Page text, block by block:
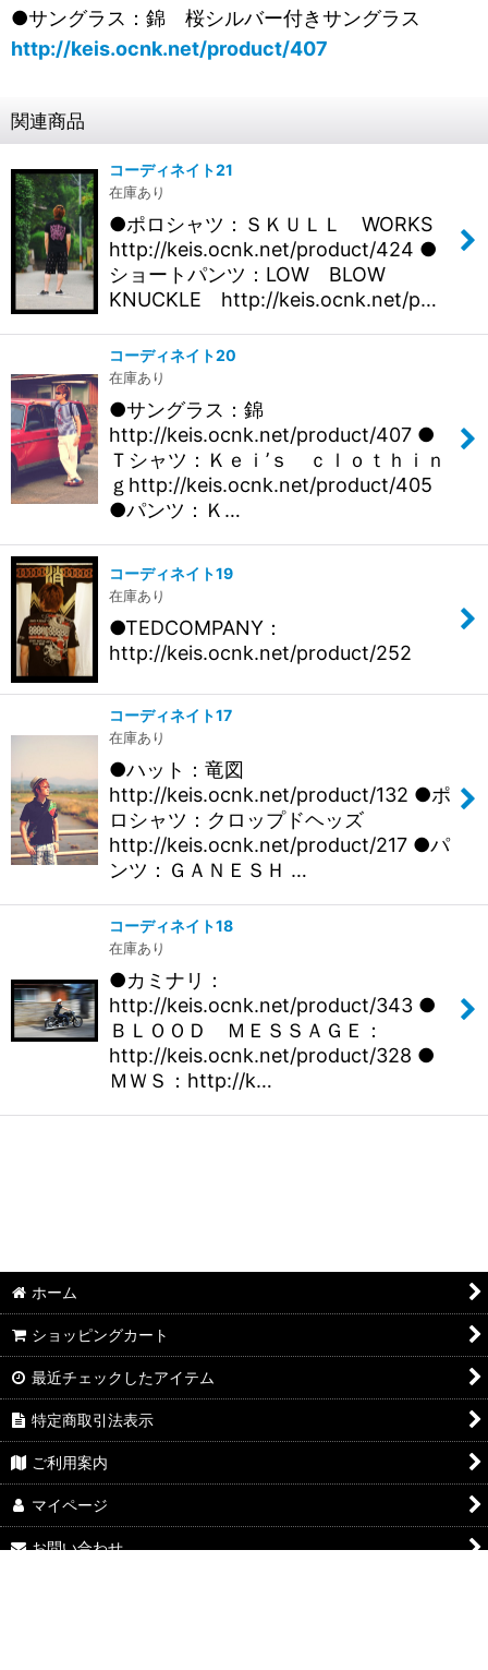
●サングラス：錦 桜シルバー付きサングラス
http://keis.ocnk.net/product/407
関連商品
コーディネイト21
在庫あり
●ポロシャツ：ＳＫＵＬＬ WORKS
http://keis.ocnk.net/product/424 ●
ショートパンツ：LOW BLOW
KNUCKLE http://keis.ocnk.net/p…
コーディネイト20
在庫あり
●サングラス：錦
http://keis.ocnk.net/product/407 ●
Ｔシャツ：Ｋｅｉ’ｓ ｃｌｏｔｈｉｎ
ｇhttp://keis.ocnk.net/product/405
●パンツ：Ｋ…
コーディネイト19
在庫あり
●TEDCOMPANY：
http://keis.ocnk.net/product/252
コーディネイト17
在庫あり
●ハット：竜図
http://keis.ocnk.net/product/132 ●ポ
ロシャツ：クロップドヘッズ
http://keis.ocnk.net/product/217 ●パ
ンツ：ＧＡＮＥＳＨ …
コーディネイト18
在庫あり
●カミナリ：
http://keis.ocnk.net/product/343 ●
ＢＬＯＯＤ ＭＥＳＳＡＧＥ：
http://keis.ocnk.net/product/328 ●
ＭＷＳ：http://k…
ホーム
ショッピングカート
最近チェックしたアイテム
特定商取引法表示
ご利用案内
マイページ
お問い合わせ